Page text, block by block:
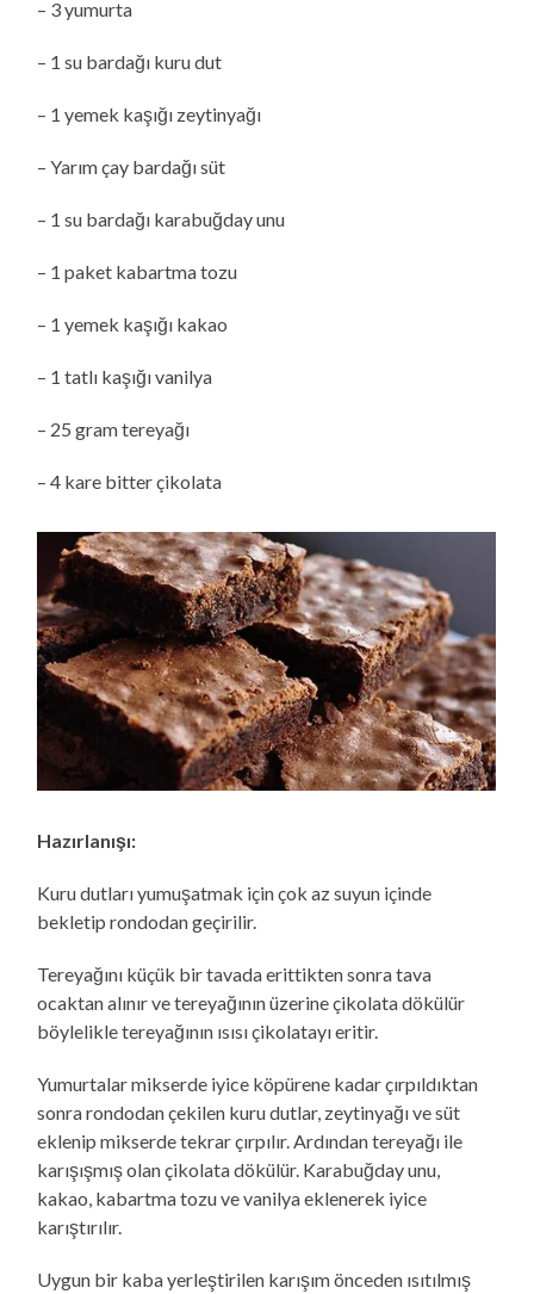
– 3 yumurta
– 1 su bardağı kuru dut
– 1 yemek kaşığı zeytinyağı
– Yarım çay bardağı süt
– 1 su bardağı karabuğday unu
– 1 paket kabartma tozu
– 1 yemek kaşığı kakao
– 1 tatlı kaşığı vanilya
– 25 gram tereyağı
– 4 kare bitter çikolata
Hazırlanışı:
Kuru dutları yumuşatmak için çok az suyun içinde
bekletip rondodan geçirilir.
Tereyağını küçük bir tavada erittikten sonra tava
ocaktan alınır ve tereyağının üzerine çikolata dökülür
böylelikle tereyağının ısısı çikolatayı eritir.
Yumurtalar mikserde iyice köpürene kadar çırpıldıktan
sonra rondodan çekilen kuru dutlar, zeytinyağı ve süt
eklenip mikserde tekrar çırpılır. Ardından tereyağı ile
karışışmış olan çikolata dökülür. Karabuğday unu,
kakao, kabartma tozu ve vanilya eklenerek iyice
karıştırılır.
Uygun bir kaba yerleştirilen karışım önceden ısıtılmış